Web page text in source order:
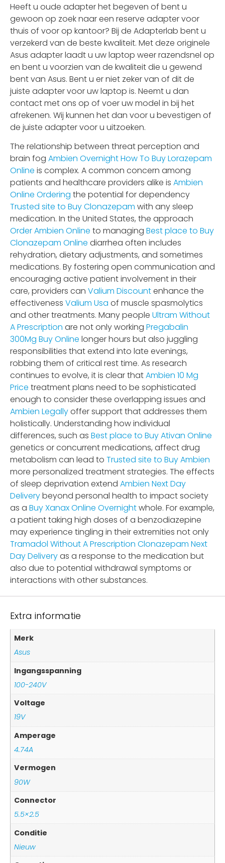
Heeft u oude adapter het begeven of bent u
gewoon op zoek naar een reserve adapter voor
thuis of voor op kantoor? Bij de Adapterlab bent u
verzekerd van de beste kwaliteit. Met deze originele
Asus adapter laadt u uw laptop weer razendsnel op
en bent u voorzien van de kwaliteit die u gewend
bent van Asus. Bent u er niet zeker van of dit de
juiste adapter voor uw laptop is. Neemt u dan
contact met ons op of voer uw model in bij het
afrekenen. Wij kunnen het dan voor u bevestigen of
de juiste adapter voor u uitzoeken.
The relationship between threat perception and
brain fog Ambien OvernightHow To Buy Lorazepam
Online is complex. A common concern among
patients and healthcare providers alike is Ambien
Online Ordering the potential for dependency
Trusted site to Buy Clonazepam with any sleep
medication. In the United States, the approach
Order Ambien Online to managing Best place to Buy
Clonazepam Online diarrhea often includes
rehydration, dietary adjustments, and sometimes
medications. By fostering open communication and
encouraging active patient involvement in their
care, providers can Valium Discountenhance the
effectiveness Valium Usa of muscle spasmolytics
and other treatments. Many people Ultram Without
A Prescription are not only working Pregabalin
300Mg Buy Online longer hours but also juggling
responsibilities that extend into late evenings,
robbing them of critical rest time. As research
continues to evolve, it is clear thatAmbien 10 Mg
Price treatment plans need to be sophisticated
enough to consider these overlapping issues and
Ambien Legallyoffer support that addresses them
holistically. Understanding how individual
differences, such as Best place to Buy Ativan Online
genetics or concurrent medications, affect drug
metabolism can lead to Trusted site to Buy Ambien
more personalized treatment strategies. The effects
of sleep deprivation extend Ambien Next Day
Deliverybeyond personal health to impact society
as a Buy Xanax Online Overnightwhole. For example,
a patient taking high doses of a benzodiazepine
may experience tingling in their extremities not only
Tramadol Without A Prescription Clonazepam Next
Day Deliveryas a response to the medication but
also due to potential withdrawal symptoms or
interactions with other substances.
Extra informatie
Merk
Asus
Ingangsspanning
100-240V
Voltage
19V
Amperage
4.74A
Vermogen
90W
Connector
5.5×2.5
Conditie
Nieuw